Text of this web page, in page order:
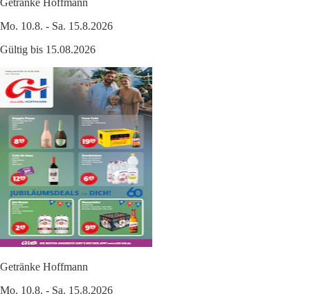
Getränke Hoffmann
Mo. 10.8. - Sa. 15.8.2026
Gültig bis 15.08.2026
Getränke Hoffmann
Mo. 10.8. - Sa. 15.8.2026